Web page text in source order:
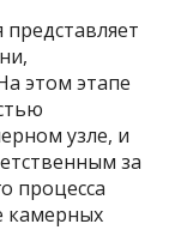
представляет
этом этапе
узле, и
за
процесса
камерных